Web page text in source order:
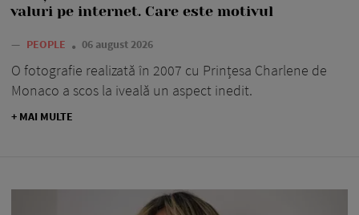
valuri pe internet. Care este motivul
— PEOPLE 06 august 2026
O fotografie realizată în 2007 cu Prințesa Charlene de
Monaco a scos la iveală un aspect inedit.
+ MAI MULTE